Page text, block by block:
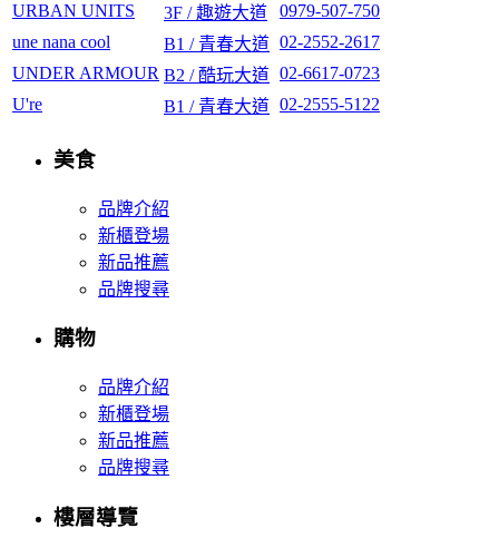
URBAN UNITS
3F / 趣遊大道
0979-507-750
une nana cool
B1 / 青春大道 02-2552-2617
UNDER ARMOUR B2 / 酷玩大道 02-6617-0723
U're
B1 / 青春大道 02-2555-5122
美食
品牌介紹
新櫃登場
新品推薦
品牌搜尋
購物
品牌介紹
新櫃登場
新品推薦
品牌搜尋
樓層導覽